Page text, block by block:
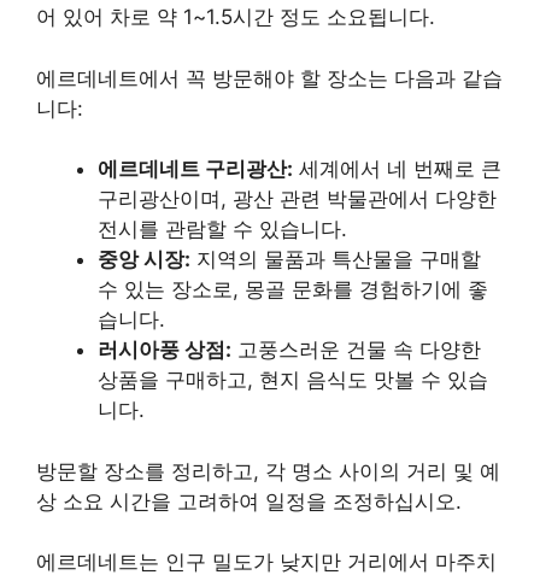
어 있어 차로 약 1~1.5시간 정도 소요됩니다.
에르데네트에서 꼭 방문해야 할 장소는 다음과 같습
니다:
에르데네트 구리광산: 세계에서 네 번째로 큰
구리광산이며, 광산 관련 박물관에서 다양한
전시를 관람할 수 있습니다.
중앙 시장: 지역의 물품과 특산물을 구매할
수 있는 장소로, 몽골 문화를 경험하기에 좋
습니다.
러시아풍 상점: 고풍스러운 건물 속 다양한
상품을 구매하고, 현지 음식도 맛볼 수 있습
니다.
방문할 장소를 정리하고, 각 명소 사이의 거리 및 예
상 소요 시간을 고려하여 일정을 조정하십시오.
에르데네트는 인구 밀도가 낮지만 거리에서 마주치